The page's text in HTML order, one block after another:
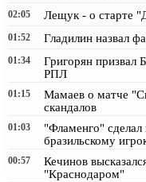
02:05 Лещук - о старте
01:52 Гладилин назвал
01:34
Григорян призвал
РПЛ
01:15
Мамаев о матче
скандалов
01:03
"Фламенго"
бразильскому
00:57
Кечинов
"Краснодаром"